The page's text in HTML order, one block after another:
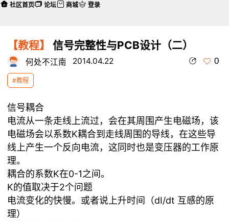
【教程】 信号完整性与PCB设计（二）
何处不江南 2014.04.22 0
#教程
信号耦合
电流从一条走线上流过，会在其周围产生电磁场，该
电磁场会以系数K耦合到走线周围的导线，在这些导
线上产生一个反向电流，这同时也是变压器的工作原
理。
耦合的系数K在0-1之间。
K的值取决于2个问题
电流变化的快慢。或者说上升时间（dI/dt 互感的原
理）
社区首页 论坛 商城 登录